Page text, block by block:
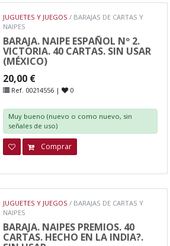
JUGUETES Y JUEGOS / BARAJAS DE CARTAS Y
NAIPES
BARAJA. NAIPE ESPAÑOL Nº 2.
VICTORIA. 40 CARTAS. SIN USAR
(MÉXICO)
20,00 €
Ref. 00214556 | 0
Muy bueno (nuevo o como nuevo, sin
señales de uso)
Comprar
JUGUETES Y JUEGOS / BARAJAS DE CARTAS Y
NAIPES
BARAJA. NAIPES PREMIOS. 40
CARTAS. HECHO EN LA INDIA?.